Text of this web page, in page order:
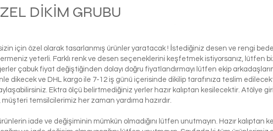
DİKİM GRUBU
için özel olarak tasarlanmış ürünler yaratacak ! İstediğiniz desen ve rengi
yeterli. Farklı renk ve desen seçeneklerini keşfetmek istiyorsanız, lütfen
çabuk fiyat değiştiğinden dolayı doğru fiyatlandırmayı lütfen ekip
dikecek ve DHL kargo ile 7-12 iş günü içerisinde dikilip tarafınıza teslim
Ektra ölçü belirtmediğiniz yerler hazır kalıptan kesilecektir. Atölye
müşteri temsilcilerimiz her zaman yardıma hazırdır.
iade ve değişiminin mümkün olmadığını lütfen unutmayın. Hazır kalıptan